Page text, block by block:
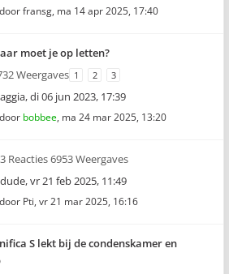
fransg, ma 14 apr 2025, 17:40
moet je op letten?
Weergaves 1 2 3
,di 06 jun 2023, 17:39
bobbee, ma 24 mar 2025, 13:20
3 Reacties 6953 Weergaves
,vr 21 feb 2025, 11:49
Pti, vr 21 mar 2025, 16:16
S lekt bij de condenskamer en